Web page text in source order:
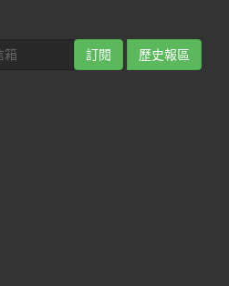
訂閱 歷史報區